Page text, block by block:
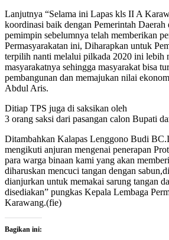
Lanjutnya “Selama ini Lapas kls II A
koordinasi baik dengan Pemerintah Daerah
pemimpin sebelumnya telah memberikan
Permasyarakatan ini, Diharapkan untuk
terpilih nanti melalui pilkada 2020 ini lebih
masyarakatnya sehingga masyarakat bisa
pembangunan dan memajukan nilai
Abdul Aris.
Ditiap TPS juga di saksikan oleh
3 orang saksi dari pasangan calon Bupati
Ditambahkan Kalapas Lenggono Budi
mengikuti anjuran mengenai penerapan
para warga binaan kami yang akan
diharuskan mencuci tangan dengan
dianjurkan untuk memakai sarung tangan
disediakan” pungkas Kepala Lembaga
Karawang.(fie)
Bagikan ini: